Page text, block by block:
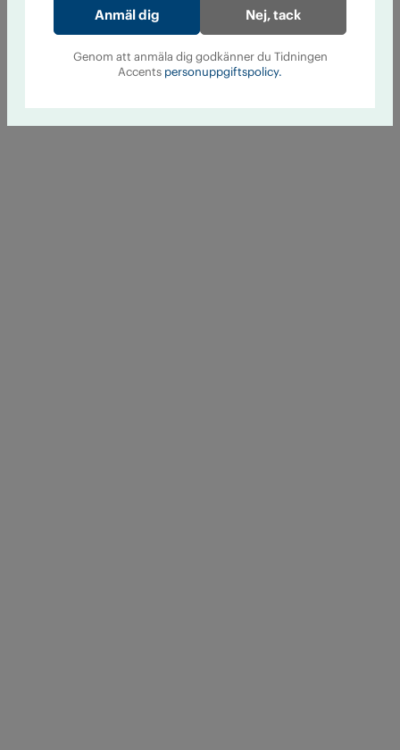
Nej, tack
Genom att anmäla dig godkänner du Tidningen
Accents personuppgiftspolicy.